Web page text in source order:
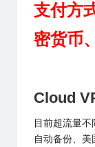
支付方
密货币
Cloud
目前超流量不
自动备份、 美